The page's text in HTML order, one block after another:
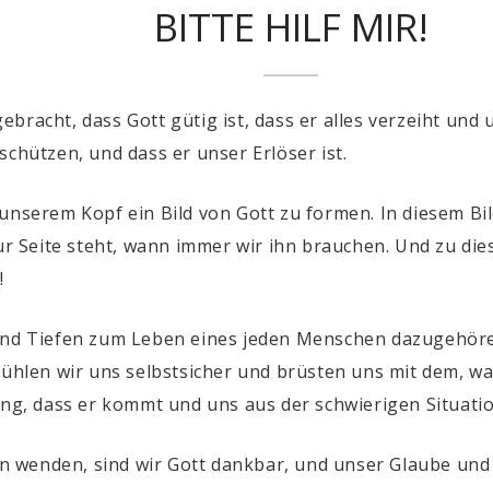
BITTE HILF MIR!
dass Gott gütig ist, dass er alles verzeiht und
und dass er unser Erlöser ist.
Kopf ein Bild von Gott zu formen. In diesem
Seite steht, wann immer wir ihn brauchen. Und zu
Tiefen zum Leben eines jeden Menschen
wir uns selbstsicher und brüsten uns mit dem,
dass er kommt und uns aus der schwierigen
wenden, sind wir Gott dankbar, und unser Glaube